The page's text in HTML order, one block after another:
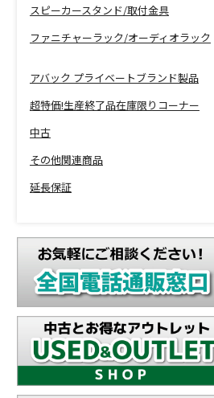
スピーカースタンド/取付金具
ファニチャーラック/オーディオラック
アバック プライベートブランド製品
超特価!生産終了品在庫限りコーナー
中古
その他関連商品
延長保証